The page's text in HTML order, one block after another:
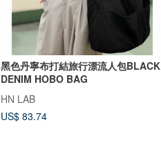
黑色丹寧布打結旅行漂流人包BLACK
DENIM HOBO BAG
HN LAB
US$ 83.74